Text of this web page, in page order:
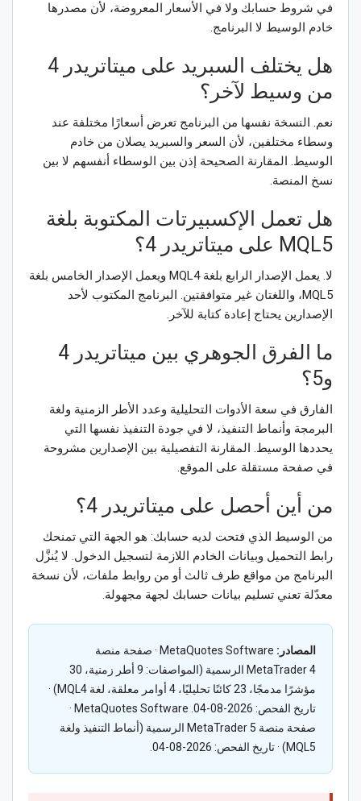
في شروط حسابك ولا في الأسعار المعروضة، لأن مصدرها
خادم الوسيط لا البرنامج.
هل يختلف السبريد على ميتاتريدر 4
من وسيط لآخر؟
نعم. النسخة نفسها من البرنامج تعرض أسعارًا مختلفة عند
وسطاء مختلفين، لأن السعر والسبريد يصلان من خادم
الوسيط. المقارنة الصحيحة إذن بين الوسطاء أنفسهم لا بين
نسخ المنصة.
هل تعمل الإكسبيرتات المكتوبة بلغة
MQL5 على ميتاتريدر 4؟
لا. يعمل الإصدار الرابع بلغة MQL4 ويعمل الإصدار الخامس بلغة
MQL5، واللغتان غير متوافقتين. البرنامج المكتوب لأحد
الإصدارين يحتاج إعادة كتابة للآخر.
ما الفرق الجوهري بين ميتاتريدر 4
و5؟
الفارق في سعة الأدوات التحليلية وعدد الأطر الزمنية ولغة
البرمجة وأنماط التنفيذ، لا في جودة التنفيذ نفسها التي
يحددها الوسيط. المقارنة التفصيلية بين الإصدارين مشروحة
في صفحة مستقلة على الموقع.
من أين أحصل على ميتاتريدر 4؟
من الوسيط الذي فتحت لديه حسابك: هو الجهة التي تمنحك
رابط التحميل وبيانات الخادم اللازمة لتسجيل الدخول. لا يُنزَّل
البرنامج من مواقع طرف ثالث أو من روابط ملفات، لأن نسخة
معدّلة تعني تسليم بيانات حسابك لجهة مجهولة.
المصادر:
MetaQuotes Software · صفحة منصة
MetaTrader 4 الرسمية (المواصفات: 9 أطر زمنية، 30
مؤشرًا مدمجًا، 23 كائنًا تحليليًا، 4 أوامر معلقة، لغة MQL4) ·
تاريخ الفحص: 2026-08-04. MetaQuotes Software ·
صفحة منصة MetaTrader 5 الرسمية (أنماط التنفيذ ولغة
MQL5) · تاريخ الفحص: 2026-08-04.